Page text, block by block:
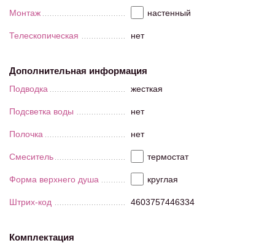
Монтаж настенный
Телескопическая нет
Дополнительная информация
Подводка жесткая
Подсветка воды нет
Полочка нет
Смеситель термостат
Форма верхнего душа круглая
Штрих-код 4603757446334
Комплектация